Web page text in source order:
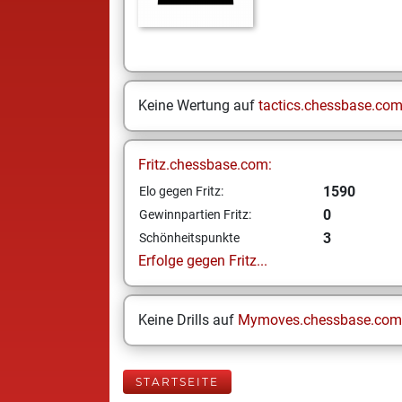
Keine Wertung auf tactics.chessbase.com
Fritz.chessbase.com:
Elo gegen Fritz: 1590
Gewinnpartien Fritz: 0
Schönheitspunkte
3
Erfolge gegen Fritz...
Keine Drills auf Mymoves.chessbase.com
STARTSEITE